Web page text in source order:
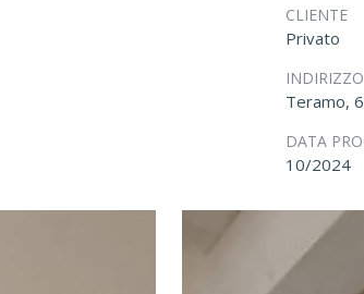
CLIENTE
Privato
INDIRIZZO
Teramo,
DATA
10/2024